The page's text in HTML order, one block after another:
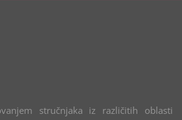
stručnjaka iz različitih oblasti